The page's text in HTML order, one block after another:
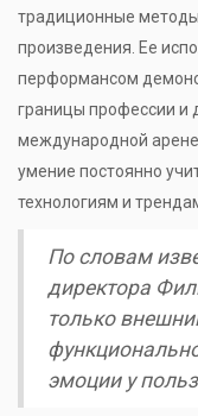
традиционные
произведения. Ее
перформансом
границы профессии и
международной
умение постоянно
технологиям и
По словам
директора
только
эмоции у